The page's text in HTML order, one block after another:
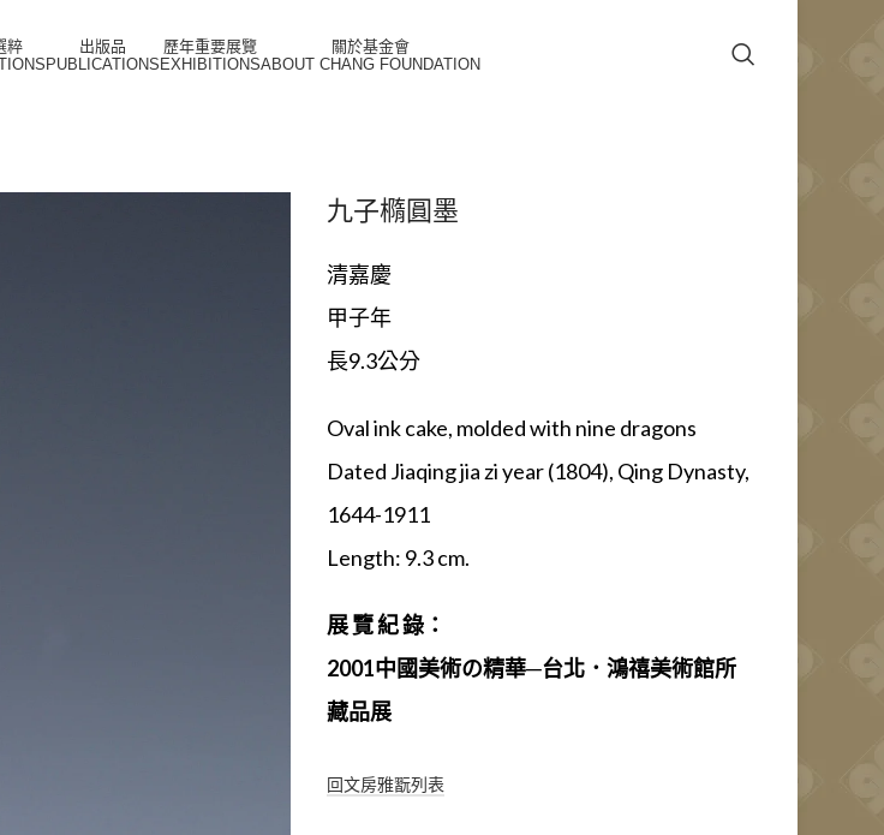
粹
出版品
PUBLICATIONS
歷年重要展覽
EXHIBITIONS
關於基金會
ABOUT CHANG FOUNDATION
九子橢圓墨
清嘉慶
甲子年
長9.3公分
Oval ink cake, molded with nine dragons
Dated Jiaqing jia zi year (1804), Qing Dynasty,
1644-1911
Length: 9.3 cm.
展 覽 紀 錄：
2001中國美術の精華─台北．鴻禧美術館所
藏品展
回文房雅翫列表